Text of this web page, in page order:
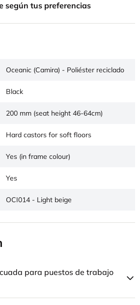
según tus preferencias
Oceanic (Camira) - Poliéster reciclado
Black
200 mm (seat height 46-64cm)
Hard castors for soft floors
Yes (in frame colour)
Yes
OCI014 - Light beige
para puestos de trabajo